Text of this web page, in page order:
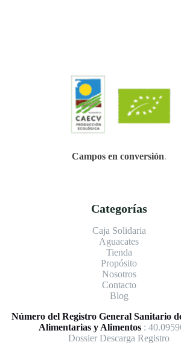
Campos en conversión.
Categorías
Caja Solidaria
Aguacates
Tienda
Propósito
Nosotros
Contacto
Blog
Número del Registro General Sanitario
Alimentarias y Alimentos :
Dossier Descarga Registro